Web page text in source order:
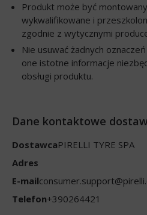
Produkt może być
wykwalifikowane i
zgodnie z wytycznymi
Nie usuwać żadnych
one istotne informacje
obsługi produktu.
Dane kontaktowe
DostawcaPIRELLI TYRE SPA
Adres
E-mail
Telefon+390264421